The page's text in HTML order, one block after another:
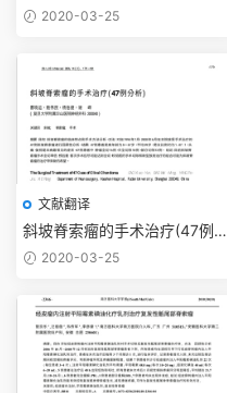
研究进展/ 王帅 张亚卓2017
2020-03-25
文献翻译
斜坡脊索瘤的手术治疗(47例分
析)2006
2020-03-25